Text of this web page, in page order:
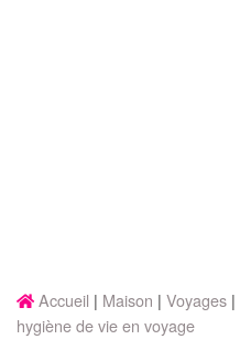
Accueil Maison Voyages
hygiène de vie en voyage